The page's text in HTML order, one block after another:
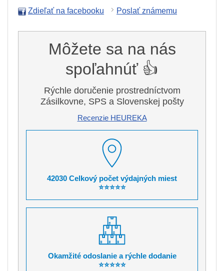
Zdieľať na facebooku Poslať známemu
Môžete sa na nás
spoľahnúť 👍
Rýchle doručenie prostredníctvom
Zásilkovne, SPS a Slovenskej pošty
Recenzie HEUREKA
42030 Celkový počet výdajných miest
⭐⭐⭐⭐⭐
Okamžité odoslanie a rýchle dodanie
⭐⭐⭐⭐⭐